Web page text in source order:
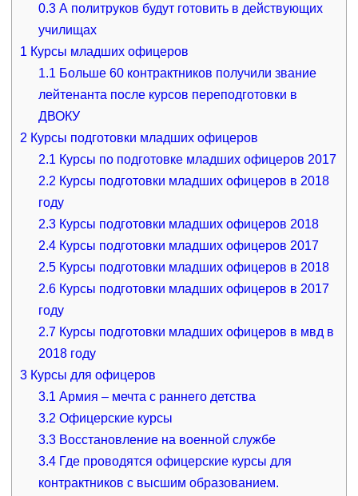
0.3 А политруков будут готовить в действующих
училищах
1 Курсы младших офицеров
1.1 Больше 60 контрактников получили звание
лейтенанта после курсов переподготовки в
ДВОКУ
2 Курсы подготовки младших офицеров
2.1 Курсы по подготовке младших офицеров 2017
2.2 Курсы подготовки младших офицеров в 2018
году
2.3 Курсы подготовки младших офицеров 2018
2.4 Курсы подготовки младших офицеров 2017
2.5 Курсы подготовки младших офицеров в 2018
2.6 Курсы подготовки младших офицеров в 2017
году
2.7 Курсы подготовки младших офицеров в мвд в
2018 году
3Курсы для офицеров
3.1 Армия – мечта с раннего детства
3.2 Офицерские курсы
3.3 Восстановление на военной службе
3.4 Где проводятся офицерские курсы для
контрактников с высшим образованием.